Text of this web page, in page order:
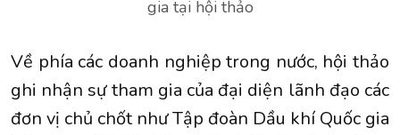
gia tại hội thảo
Về phía các doanh nghiệp trong nước, hội thảo
ghi nhận sự tham gia của đại diện lãnh đạo các
đơn vị chủ chốt như Tập đoàn Dầu khí Quốc gia